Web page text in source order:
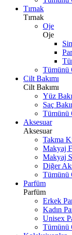
Tırnak
Tırnak
Oje
Oje
Tümünü
Cilt Bakımı
Cilt Bakımı
Yüz
Saç
Tümünü
Aksesuar
Aksesuar
Takma
Makyaj
Makyaj
Diğer
Tümünü
Parfüm
Parfüm
Erkek
Kadın
Unisex
Tümünü